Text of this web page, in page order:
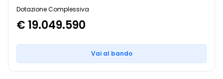
Dotazione Complessiva
€ 19.049.590
Vai al bando